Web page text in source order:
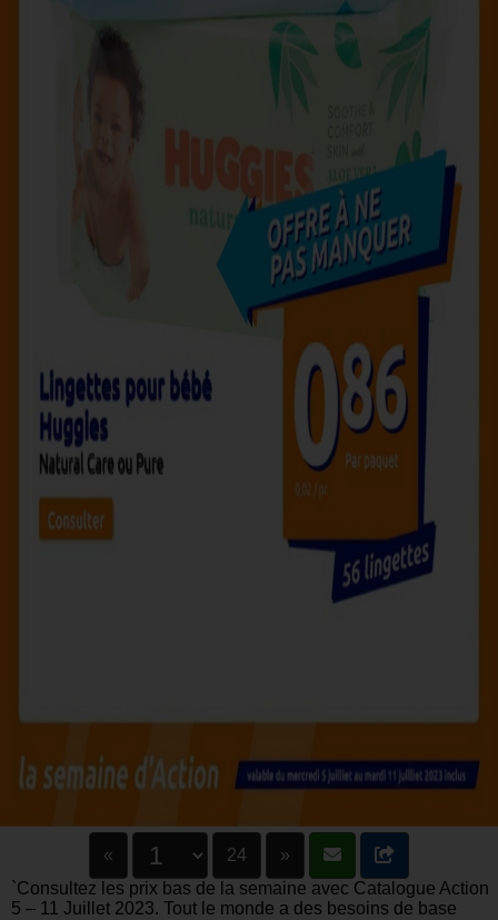
« 24
»
`Consultez les prix bas de la semaine avec Catalogue Action
5 – 11 Juillet 2023. Tout le monde a des besoins de base